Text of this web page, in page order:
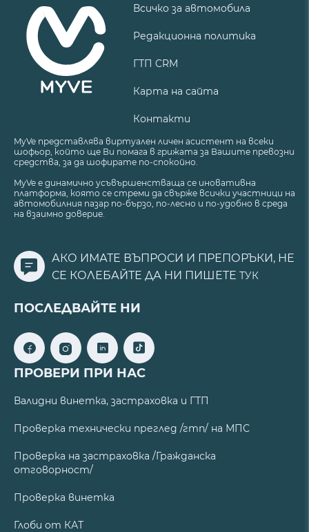
Всичко за автомобила
Редакционна политика
ГТП CRM
Карта на сайта
Контакти
MyVe представлява виртуален личен асистент на всеки
шофьор, който ще Ви помага в грижата за Вашите превозни
средства, за да шофирате по-спокойно.
MyVe е динамично усъвършенстваща се иновативна
платформа, която се стреми да свърже всички участници на
автомобилния пазар по-бързо, по-лесно и по-удобно в среда
на взаимно доверие.
АКО ИМАТЕ ВЪПРОСИ И ПРЕПОРЪКИ, НЕ
СЕ КОЛЕБАЙТЕ ДА НИ ПИШЕТЕ ТУК
ПОСЛЕДВАЙТЕ НИ
ПРОВЕРИ ПРИ НАС
Валидни винетка, застраховка и ГТП
Проверка технически преглед /гтп/ на МПС
Проверка на застраховка /Гражданска
отговорност/
Проверка винетка
Глоби от КАТ